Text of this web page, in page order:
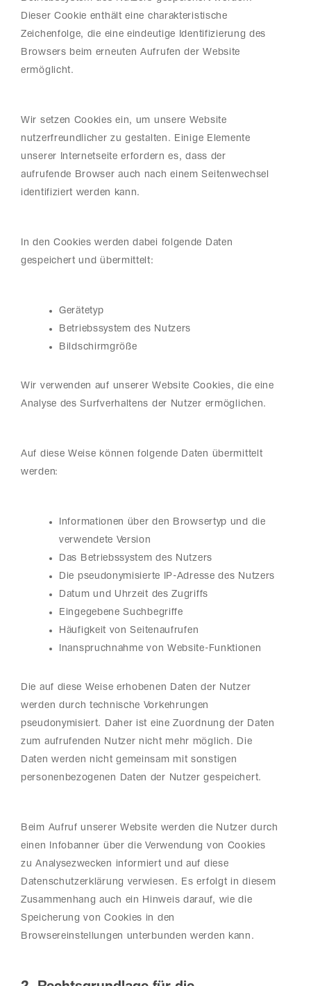
Dieser Cookie enthält eine charakteristische
Zeichenfolge, die eine eindeutige Identifizierung des
Browsers beim erneuten Aufrufen der Website
ermöglicht.
Wir setzen Cookies ein, um unsere Website
nutzerfreundlicher zu gestalten. Einige Elemente
unserer Internetseite erfordern es, dass der
aufrufende Browser auch nach einem Seitenwechsel
identifiziert werden kann.
In den Cookies werden dabei folgende Daten
gespeichert und übermittelt:
Gerätetyp
Betriebssystem des Nutzers
Bildschirmgröße
Wir verwenden auf unserer Website Cookies, die eine
Analyse des Surfverhaltens der Nutzer ermöglichen.
Auf diese Weise können folgende Daten übermittelt
werden:
Informationen über den Browsertyp und die
verwendete Version
Das Betriebssystem des Nutzers
Die pseudonymisierte IP-Adresse des Nutzers
Datum und Uhrzeit des Zugriffs
Eingegebene Suchbegriffe
Häufigkeit von Seitenaufrufen
Inanspruchnahme von Website-Funktionen
Die auf diese Weise erhobenen Daten der Nutzer
werden durch technische Vorkehrungen
pseudonymisiert. Daher ist eine Zuordnung der Daten
zum aufrufenden Nutzer nicht mehr möglich. Die
Daten werden nicht gemeinsam mit sonstigen
personenbezogenen Daten der Nutzer gespeichert.
Beim Aufruf unserer Website werden die Nutzer durch
einen Infobanner über die Verwendung von Cookies
zu Analysezwecken informiert und auf diese
Datenschutzerklärung verwiesen. Es erfolgt in diesem
Zusammenhang auch ein Hinweis darauf, wie die
Speicherung von Cookies in den
Browsereinstellungen unterbunden werden kann.